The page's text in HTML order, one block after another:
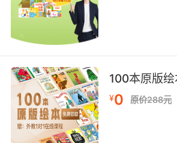
10. If you do, you may die a
horrible death.
否则 你们可能会以可怕的方式死
100本原版绘
¥0 原价288元